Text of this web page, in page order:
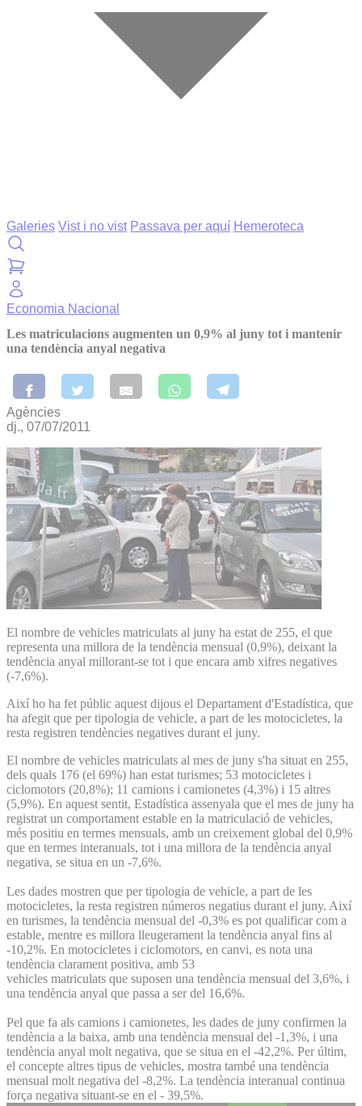
Galeries Vist i no vist Passava per aquí Hemeroteca
Economia Nacional
Les matriculacions augmenten un 0,9% al juny tot i mantenir
una tendència anyal negativa
Agències
dj., 07/07/2011
El nombre de vehicles matriculats al juny ha estat de 255, el que
representa una millora de la tendència mensual (0,9%), deixant la
tendència anyal millorant-se tot i que encara amb xifres negatives
(-7,6%).
Així ho ha fet públic aquest dijous el Departament d'Estadística, que
ha afegit que per tipologia de vehicle, a part de les motocicletes, la
resta registren tendències negatives durant el juny.
El nombre de vehicles matriculats al mes de juny s'ha situat en 255,
dels quals 176 (el 69%) han estat turismes; 53 motocicletes i
ciclomotors (20,8%); 11 camions i camionetes (4,3%) i 15 altres
(5,9%). En aquest sentit, Estadística assenyala que el mes de juny ha
registrat un comportament estable en la matriculació de vehicles,
més positiu en termes mensuals, amb un creixement global del 0,9%
que en termes interanuals, tot i una millora de la tendència anyal
negativa, se situa en un -7,6%.
Les dades mostren que per tipologia de vehicle, a part de les
motocicletes, la resta registren números negatius durant el juny. Així
en turismes, la tendència mensual del -0,3% es pot qualificar com a
estable, mentre es millora lleugerament la tendència anyal fins al
-10,2%. En motocicletes i ciclomotors, en canvi, es nota una
tendència clarament positiva, amb 53
vehicles matriculats que suposen una tendència mensual del 3,6%, i
una tendència anyal que passa a ser del 16,6%.
Pel que fa als camions i camionetes, les dades de juny confirmen la
tendència a la baixa, amb una tendència mensual del -1,3%, i una
tendència anyal molt negativa, que se situa en el -42,2%. Per últim,
el concepte altres tipus de vehicles, mostra també una tendència
mensual molt negativa del -8,2%. La tendència interanual continua
força negativa situant-se en el - 39,5%.